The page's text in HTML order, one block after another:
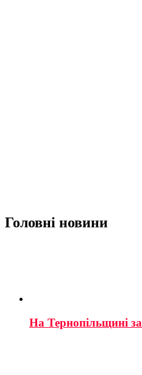
Головні новини
На Тернопільщині